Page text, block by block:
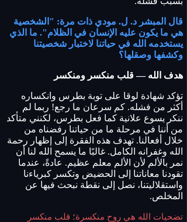
قال المبشر د. ل. مودي ذات مرة: "الشخصية
هي ما يكون عليه الإنسان في الظلام". ما الذي
يستخدمه الله في حياتنا لاختبار شخصيتنا
وكشفها وصقلها؟
هدف الله — قلب منكسر ومنكسر
تؤكد شهادة لوقا على توبة بطرس وانكساره
أكثر من فشله. كم سرعان ما رجع! ربما لم
ننكر يسوع علانية كما فعل بطرس، لكنني متأكد
من أننا في مرحلة ما من حياتنا رفضناه من
خلال أفعالنا. تهدف هذه الفقرة إلى إظهار رحمة
الله وغفرانه الكامل. غالبًا ما يسمح الله لنا أن
نمر بالألم لأن الألم معلم عظيم. عادةً، عندما
تقودنا معاناتنا إلى الحضيض وتكسر كبرياءنا
واستقلاليتنا، نصل إلى نقطة نبحث فيها عن
المخلص.
تضحيات الله هي روح منكسرة؛ قلب منكسر